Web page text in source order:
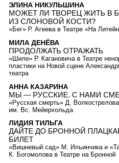
ЭЛИНА НИКУЛЬШИНА
МОЖЕТ ЛИ ТВОРЕЦ ЖИТЬ В
ИЗ СЛОНОВОЙ КОСТИ?
«Бег» Р. Агеева в Театре «На
МИЛА ДЕНЁВА
ПРОДОЛЖАТЬ ОТРАЖАТЬ
«Шиле» Р. Кагановича в Театре
пластики на Новой сцене
театра
АННА КАЗАРИНА
МЫ — РУССКИЕ. С НАМИ
«Русская смерть» Д.
им. Вс. Мейерхольда
ЛИДИЯ ТИЛЬГА
ДАЙТЕ ДО БРОННОЙ
БИЛЕТ
«Вишневый сад» М. Ильинчика и
К. Богомолова в Театре на Бронной